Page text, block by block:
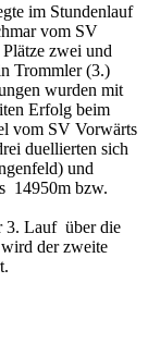
im Stundenlauf
vom SV
zwei und
Trommler (3.)
wurden mit
Erfolg beim
vom SV Vorwärts
duellierten sich
und
14950m bzw.
3. Lauf über die
der zweite